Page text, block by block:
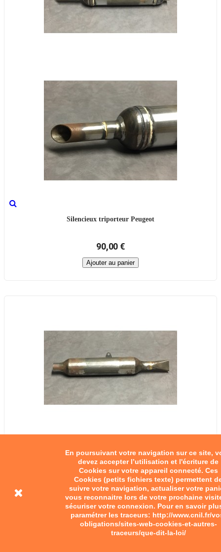
En poursuivant votre navigation sur ce site,
devez accepter l’utilisation et l'écriture de
Cookies sur votre appareil connecté. Ces
Cookies (petits fichiers texte) permettent
suivre votre navigation, actualiser votre
vous reconnaitre lors de votre prochaine
sécuriser votre connexion. Pour en savoir
paramétrer les traceurs: http://www.cnil.fr/
obligations/sites-web-cookies-et-autres-
traceurs/que-dit-la-loi/
Silencieux triporteur Peugeot
90,00 €
Ajouter au panier